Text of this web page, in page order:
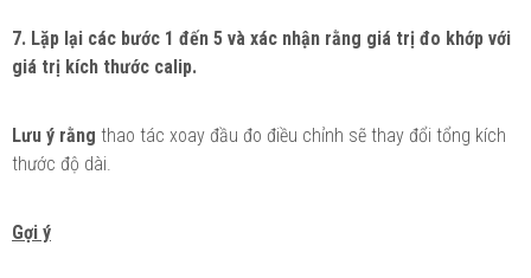
7. Lặp lại các bước 1 đến 5 và xác nhận rằng giá trị đo khớp với
giá trị kích thước calip.
Lưu ý rằng thao tác xoay đầu đo điều chỉnh sẽ thay đổi tổng kích
thước độ dài.
Gợi ý